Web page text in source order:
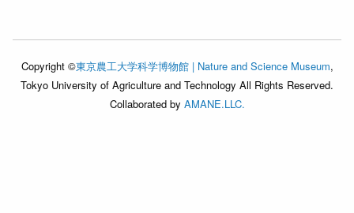
Copyright ©東京農工大学科学博物館 | Nature and Science Museum,
Tokyo University of Agriculture and Technology All Rights Reserved.
Collaborated by AMANE.LLC.